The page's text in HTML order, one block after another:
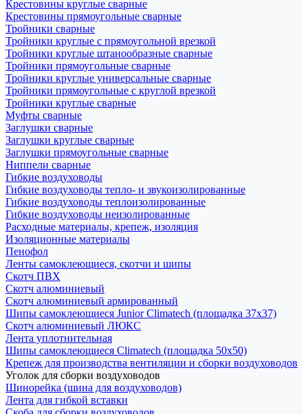
Крестовины круглые сварные
Крестовины прямоугольные сварные
Тройники сварные
Тройники круглые с прямоугольной врезкой
Тройники круглые штанообразные сварные
Тройники прямоугольные сварные
Тройники круглые универсальные сварные
Тройники прямоугольные с круглой врезкой
Тройники круглые сварные
Муфты сварные
Заглушки сварные
Заглушки круглые сварные
Заглушки прямоугольные сварные
Ниппели сварные
Гибкие воздуховоды
Гибкие воздуховоды тепло- и звукоизолированные
Гибкие воздуховоды теплоизолированные
Гибкие воздуховоды неизолированные
Расходные материалы, крепеж, изоляция
Изоляционные материалы
Пенофол
Ленты самоклеющиеся, скотчи и шипы
Скотч ПВХ
Скотч алюминиевый
Скотч алюминиевый армированный
Шипы самоклеющиеся Junior Climatech (площадка 37х37)
Скотч алюминиевый ЛЮКС
Лента уплотнительная
Шипы самоклеющиеся Climatech (площадка 50х50)
Крепеж для производства вентиляции и сборки воздуховодов
Уголок для сборки воздуховодов
Шинорейка (шина для воздуховодов)
Лента для гибкой вставки